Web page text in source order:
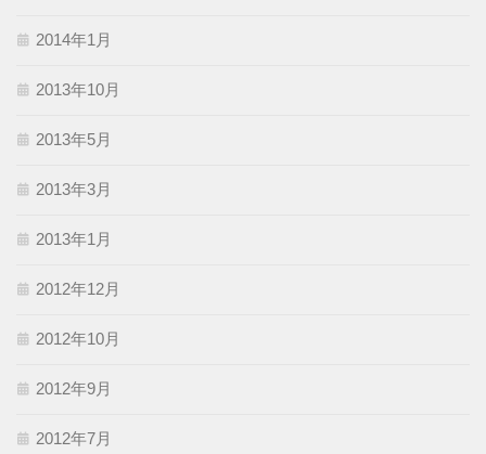
2014年1月
2013年10月
2013年5月
2013年3月
2013年1月
2012年12月
2012年10月
2012年9月
2012年7月